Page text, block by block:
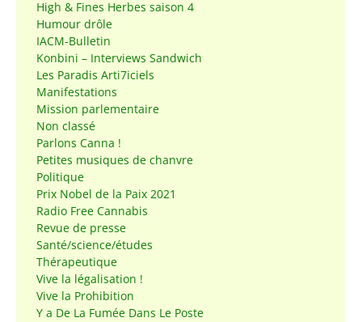
High & Fines Herbes saison 4
Humour drôle
IACM-Bulletin
Konbini – Interviews Sandwich
Les Paradis Arti7iciels
Manifestations
Mission parlementaire
Non classé
Parlons Canna !
Petites musiques de chanvre
Politique
Prix Nobel de la Paix 2021
Radio Free Cannabis
Revue de presse
Santé/science/études
Thérapeutique
Vive la légalisation !
Vive la Prohibition
Y a De La Fumée Dans Le Poste